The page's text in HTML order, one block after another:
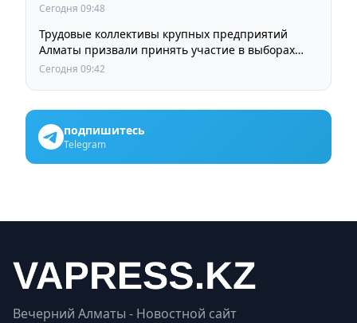
Сегодня 09:48
Трудовые коллективы крупных предприятий
Алматы призвали принять участие в выборах
членов Курултая
Сегодня 09:42
подпишитесь
Telegram
Вечерний Алматы - Новостной сайт